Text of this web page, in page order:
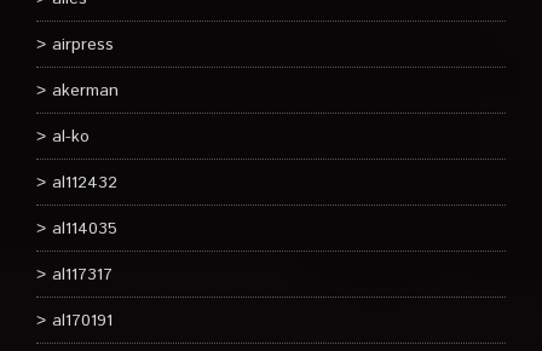
airpress
akerman
al-ko
al112432
al114035
al117317
al170191